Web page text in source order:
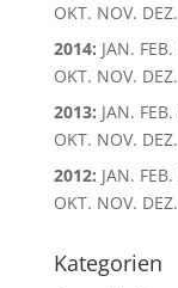
OKT. NOV. DEZ.
2014: JAN. FEB.
OKT. NOV. DEZ.
2013: JAN. FEB.
OKT. NOV. DEZ.
2012: JAN. FEB.
OKT. NOV. DEZ.
Kategorien